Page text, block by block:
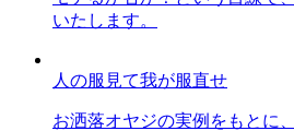
いたします。
人の服見て我が服直せ
お洒落オヤジの実例をもとに